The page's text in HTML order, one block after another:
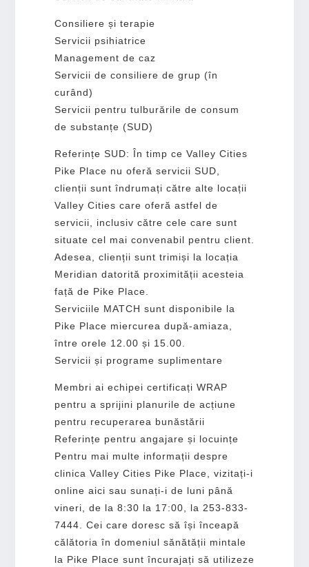
Consiliere și terapie
Servicii psihiatrice
Management de caz
Servicii de consiliere de grup (în
curând)
Servicii pentru tulburările de consum
de substanțe (SUD)
Referințe SUD: În timp ce Valley Cities
Pike Place nu oferă servicii SUD,
clienții sunt îndrumați către alte locații
Valley Cities care oferă astfel de
servicii, inclusiv către cele care sunt
situate cel mai convenabil pentru client.
Adesea, clienții sunt trimiși la locația
Meridian datorită proximității acesteia
față de Pike Place.
Serviciile MATCH sunt disponibile la
Pike Place miercurea după-amiaza,
între orele 12.00 și 15.00.
Servicii și programe suplimentare
Membri ai echipei certificați WRAP
pentru a sprijini planurile de acțiune
pentru recuperarea bunăstării
Referințe pentru angajare și locuințe
Pentru mai multe informații despre
clinica Valley Cities Pike Place, vizitați-i
online aici sau sunați-i de luni până
vineri, de la 8:30 la 17:00, la 253-833-
7444. Cei care doresc să își înceapă
călătoria în domeniul sănătății mintale
la Pike Place sunt încurajați să utilizeze